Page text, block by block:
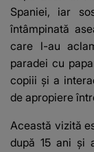
Spaniei, iar
întâmpinată
care l-au
paradei cu
copiii și a
de apropiere
Această vizită
după 15 ani și